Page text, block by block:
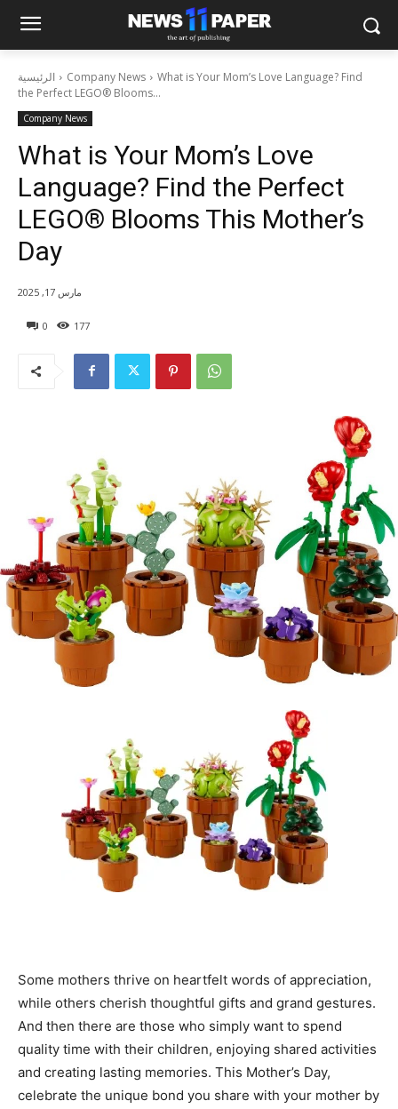
الرئيسية Company News
What is Your Mom’s Love Language? Find
the Perfect LEGO® Blooms...
Company News
What is Your Mom’s Love
Language? Find the Perfect
LEGO® Blooms This Mother’s
Day
0 177
مارس 17, 2025
Some mothers thrive on heartfelt words of appreciation,
while others cherish thoughtful gifts and grand gestures.
And then there are those who simply want to spend
quality time with their children, enjoying shared activities
and creating lasting memories. This Mother’s Day,
celebrate the unique bond you share with your mother by